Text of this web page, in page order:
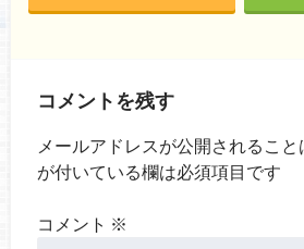
コメントを残す
メールアドレスが公開されること
が付いている欄は必須項目です
コメント ※